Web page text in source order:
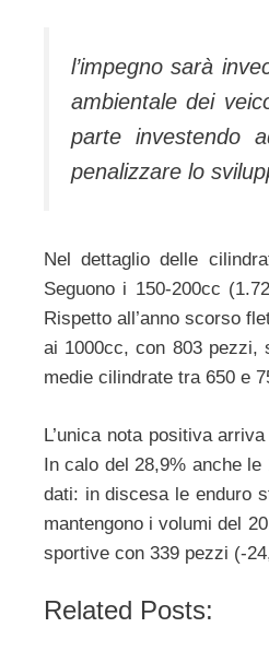
l’impegno sarà
ambientale dei
parte investendo
penalizzare lo
Nel dettaglio delle
Seguono i 150-200cc
Rispetto all’anno scorso
ai 1000cc, con 803 pezzi,
medie cilindrate tra 650 e
L’unica nota positiva
In calo del 28,9% anche le
dati: in discesa le enduro
mantengono i volumi del
sportive con 339 pezzi (-
Related Posts: